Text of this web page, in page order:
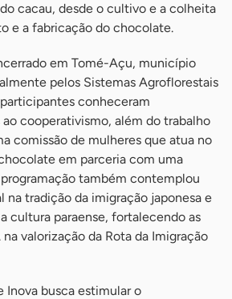
cacau, desde o cultivo e a colheita
e a fabricação do chocolate.
em Tomé-Açu, município
pelos Sistemas Agroflorestais
conheceram
cooperativismo, além do trabalho
comissão de mulheres que atua no
em parceria com uma
também contemplou
na tradição da imigração japonesa e
cultura paraense, fortalecendo as
valorização da Rota da Imigração
Inova busca estimular o